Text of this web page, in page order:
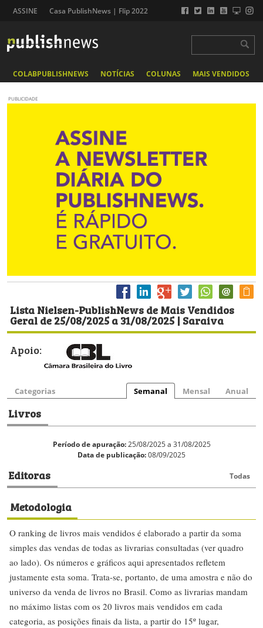
ASSINE Casa PublishNews | Flip 2022
COLABPUBLISHNEWS NOTÍCIAS COLUNAS MAIS VENDIDOS
PUBLICIDADE
Lista Nielsen-PublishNews de Mais Vendidos
Geral de 25/08/2025 a 31/08/2025 | Saraiva
Apoio:
Categorias Semanal Mensal Anual
Livros
Período de apuração:25/08/2025 a 31/08/2025
Data de publicação:08/09/2025
Editoras Todas
Metodologia
O ranking de livros mais vendidos é elaborado a partir da soma
simples das vendas de todas as livrarias consultadas (ver quadro
ao lado). Os números e gráficos aqui apresentados refletem
justamente esta soma. Trata-se, portanto, de uma amostra e não do
universo da venda de livros no Brasil. Como as livrarias mandam
no máximo listas com os 20 livros mais vendidos em cada
categoria, as posições finais da lista, a partir do 15º lugar,